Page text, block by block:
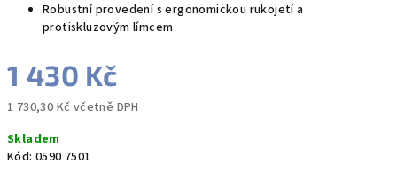
Robustní provedení s ergonomickou rukojetí a
protiskluzovým límcem
1 430 Kč
1 730,30 Kč včetně DPH
cena:
Skladem
Kód: 0590 7501